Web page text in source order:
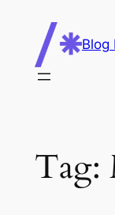
content
Blog
Tag: